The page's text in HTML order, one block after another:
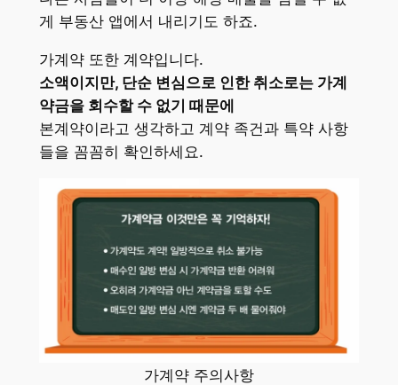
게 부동산 앱에서 내리기도 하죠.
가계약 또한 계약입니다.
소액이지만, 단순 변심으로 인한 취소로는 가계
약금을 회수할 수 없기 때문에
본계약이라고 생각하고 계약 족건과 특약 사항
들을 꼼꼼히 확인하세요.
가계약 주의사항